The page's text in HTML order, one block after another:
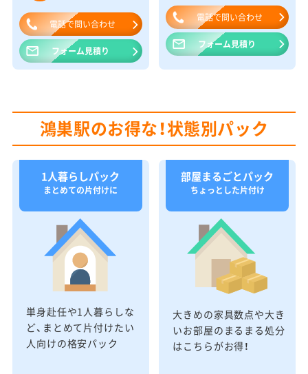
電話で問い合わせ
フォーム見積り
電話で問い合わせ
フォーム見積り
鴻巣駅のお得な！状態別パック
1人暮らしパック
まとめての片付けに
単身赴任や1人暮らしな
ど、まとめて片付けたい
人向けの格安パック
部屋まるごとパック
ちょっとした片付け
大きめの家具数点や大き
いお部屋のまるまる処分
はこちらがお得！